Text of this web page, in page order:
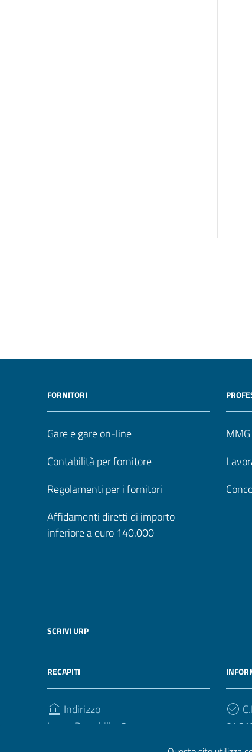
FORNITORI
Gare e gare on-line
Contabilità per fornitore
Regolamenti per i fornitori
Affidamenti diretti di importo
inferiore a euro 140.000
SCRIVI URP
RECAPITI
Indirizzo
Largo Brambilla, 3